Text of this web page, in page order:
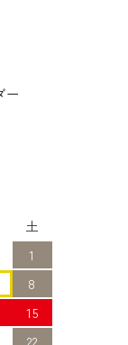
ー
土
1
8
15
22